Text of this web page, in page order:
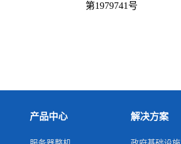
第1979741号
产品中心 解决方案